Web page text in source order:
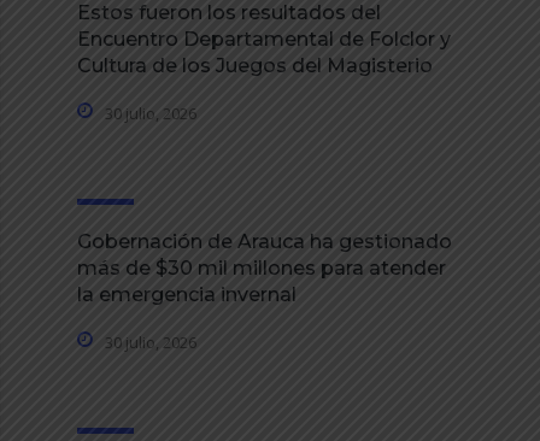
Estos fueron los resultados del
Encuentro Departamental de Folclor y
Cultura de los Juegos del Magisterio
30 julio, 2026
Gobernación de Arauca ha gestionado
más de $30 mil millones para atender
la emergencia invernal
30 julio, 2026